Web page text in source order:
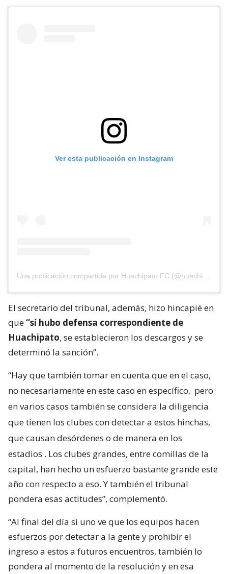
Ver esta publicación en Instagram
El secretario del tribunal, además, hizo hincapié en
que“sí hubo defensa correspondiente de
Huachipato, se establecieron los descargos y se
determinó la sanción”.
“Hay que también tomar en cuenta que en el caso,
no necesariamente en este caso en específico, pero
en varios casos también se considera la diligencia
que tienen los clubes con detectar a estos hinchas,
que causan desórdenes o de manera en los
estadios . Los clubes grandes, entre comillas de la
capital, han hecho un esfuerzo bastante grande este
año con respecto a eso. Y también el tribunal
pondera esas actitudes”, complementó.
“Al final del día si uno ve que los equipos hacen
esfuerzos por detectar a la gente y prohibir el
ingreso a estos a futuros encuentros, también lo
pondera al momento de la resolución y en esa